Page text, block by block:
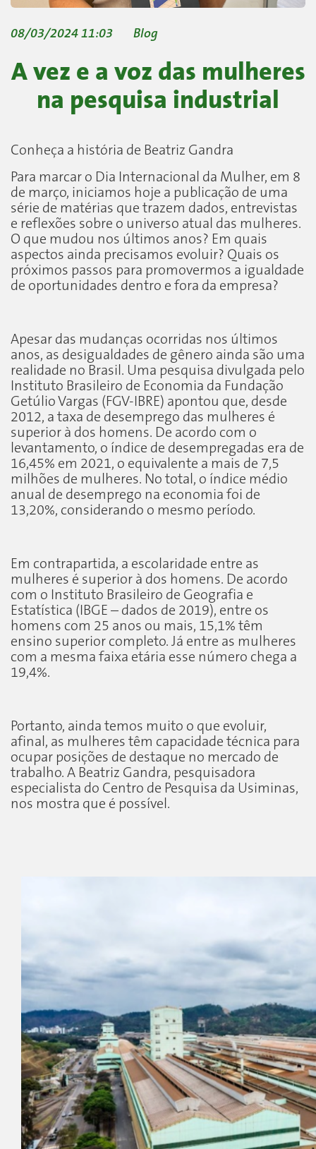
08/03/2024 11:03 Blog
A vez e a voz das mulheres
na pesquisa industrial
Conheça a história de Beatriz Gandra
Para marcar o Dia Internacional da Mulher, em 8
de março, iniciamos hoje a publicação de uma
série de matérias que trazem dados, entrevistas
e reflexões sobre o universo atual das mulheres.
O que mudou nos últimos anos? Em quais
aspectos ainda precisamos evoluir? Quais os
próximos passos para promovermos a igualdade
de oportunidades dentro e fora da empresa?
Apesar das mudanças ocorridas nos últimos
anos, as desigualdades de gênero ainda são uma
realidade no Brasil. Uma pesquisa divulgada pelo
Instituto Brasileiro de Economia da Fundação
Getúlio Vargas (FGV-IBRE) apontou que, desde
2012, a taxa de desemprego das mulheres é
superior à dos homens. De acordo com o
levantamento, o índice de desempregadas era de
16,45% em 2021, o equivalente a mais de 7,5
milhões de mulheres. No total, o índice médio
anual de desemprego na economia foi de
13,20%, considerando o mesmo período.
Em contrapartida, a escolaridade entre as
mulheres é superior à dos homens. De acordo
com o Instituto Brasileiro de Geografia e
Estatística (IBGE – dados de 2019), entre os
homens com 25 anos ou mais, 15,1% têm
ensino superior completo. Já entre as mulheres
com a mesma faixa etária esse número chega a
19,4%.
Portanto, ainda temos muito o que evoluir,
afinal, as mulheres têm capacidade técnica para
ocupar posições de destaque no mercado de
trabalho. A Beatriz Gandra, pesquisadora
especialista do Centro de Pesquisa da Usiminas,
nos mostra que é possível.